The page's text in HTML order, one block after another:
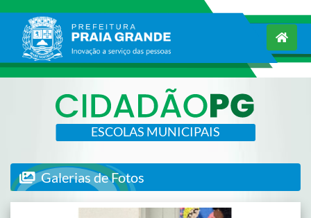
ESCOLAS MUNICIPAIS
Galerias de Fotos